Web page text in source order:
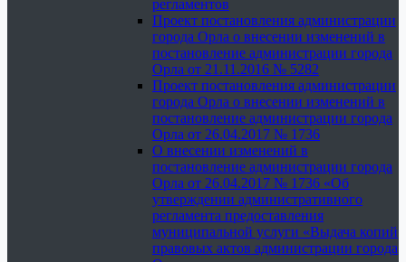
регламентов
Проект постановления администрации
города Орла о внесении изменений в
постановление администрации города
Орла от 21.11.2016 № 5282
Проект постановления администрации
города Орла о внесении изменений в
постановление администрации города
Орла от 26.04.2017 № 1736
О внесении изменений в
постановление администрации города
Орла от 26.04.2017 № 1736 «Об
утверждении административного
регламента предоставления
муниципальной услуги «Выдача копий
правовых актов администрации города